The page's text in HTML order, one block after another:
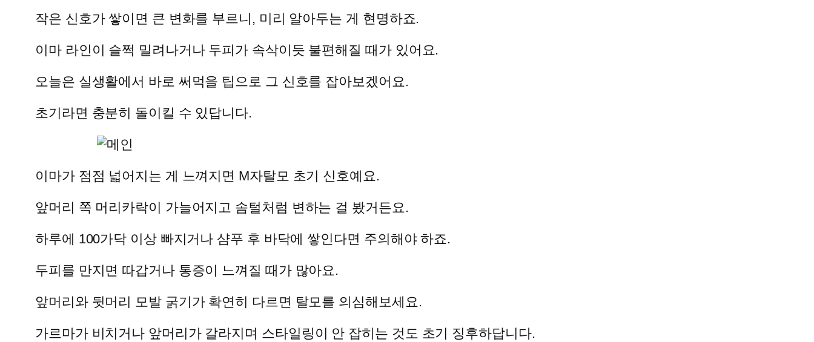
작은 신호가 쌓이면 큰 변화를 부르니, 미리 알아두는 게 현명하죠.
이마 라인이 슬쩍 밀려나거나 두피가 속삭이듯 불편해질 때가 있어요.
오늘은 실생활에서 바로 써먹을 팁으로 그 신호를 잡아보겠어요.
초기라면 충분히 돌이킬 수 있답니다.
이마가 점점 넓어지는 게 느껴지면 M자탈모 초기 신호예요.
앞머리 쪽 머리카락이 가늘어지고 솜털처럼 변하는 걸 봤거든요.
하루에 100가닥 이상 빠지거나 샴푸 후 바닥에 쌓인다면 주의해야 하죠.
두피를 만지면 따갑거나 통증이 느껴질 때가 많아요.
앞머리와 뒷머리 모발 굵기가 확연히 다르면 탈모를 의심해보세요.
가르마가 비치거나 앞머리가 갈라지며 스타일링이 안 잡히는 것도 초기 징후하답니다.